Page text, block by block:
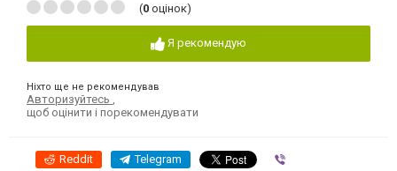
(0 оцінок)
Я рекомендую
Ніхто ще не рекомендував
Авторизуйтесь
щоб оцінити і порекомендувати
Reddit Telegram